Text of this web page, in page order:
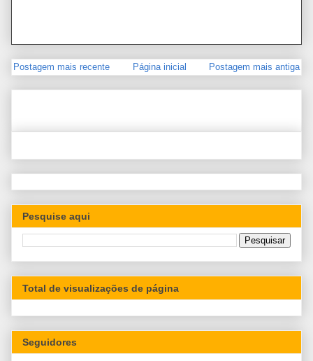
Postagem mais recente Postagem mais antiga
Página inicial
Pesquise aqui
Total de visualizações de página
Seguidores